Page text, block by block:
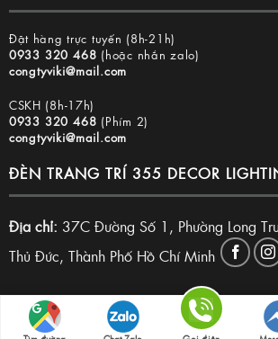
Đặt hàng trực tuyến (8h-21h)
0933 320 468 (hoặc nhắn zalo)
congtyviki@mail.com
CSKH (8h-17h)
0933 320 468 (Phím 2)
congtyviki@mail.com
ĐÈN TRANG TRÍ 355 DECOR
Địa chỉ: 37C Đường Số 1, Phường Long
Thủ Đức, Thành Phố Hồ Chí Minh
Copyright 2026 © Đèn trang trí